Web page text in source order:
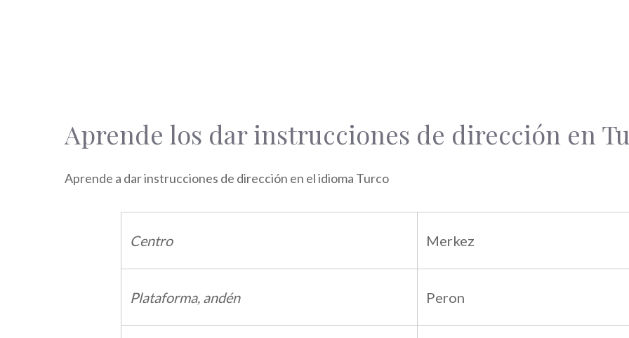
Aprende los dar instrucciones de dirección en
Aprende a dar instrucciones de dirección en el idioma Turco
Centro Merkez
Plataforma, andén Peron